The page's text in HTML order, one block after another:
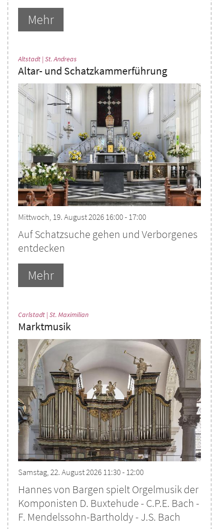
Mehr
Altstadt | St. Andreas
Altar- und Schatzkammerführung
Mittwoch, 19. August 2026 16:00 - 17:00
Auf Schatzsuche gehen und Verborgenes
entdecken
Mehr
Carlstadt | St. Maximilian:
Marktmusik
Samstag, 22. August 2026 11:30 - 12:00
Hannes von Bargen spielt Orgelmusik der
Komponisten D. Buxtehude - C.P.E. Bach -
F. Mendelssohn-Bartholdy - J.S. Bach